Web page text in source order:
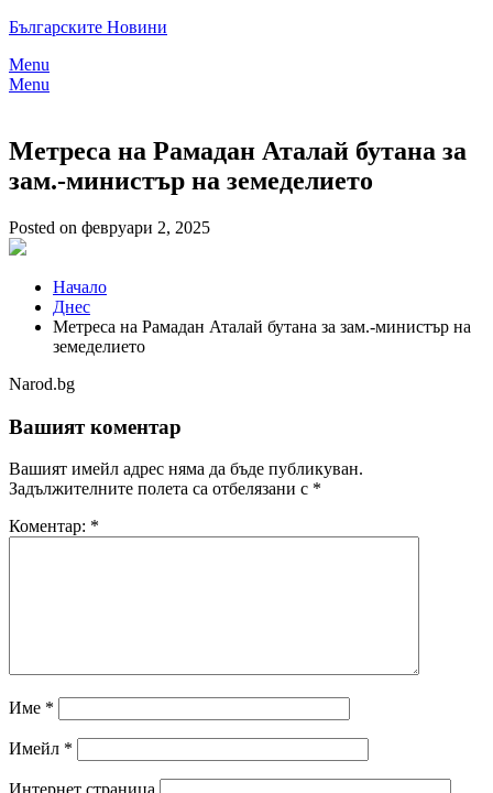
Skip
content
Българските Новини
Menu
Menu
Метреса на Рамадан Аталай бутана за
зам.-министър на земеделието
Posted on февруари 2, 2025
Начало
Днес
Метреса на Рамадан Аталай бутана за зам.-министър на
земеделието
Narod.bg
Вашият коментар
Вашият имейл адрес няма да бъде публикуван.
Задължителните полета са отбелязани с *
Коментар: *
Име *
Имейл *